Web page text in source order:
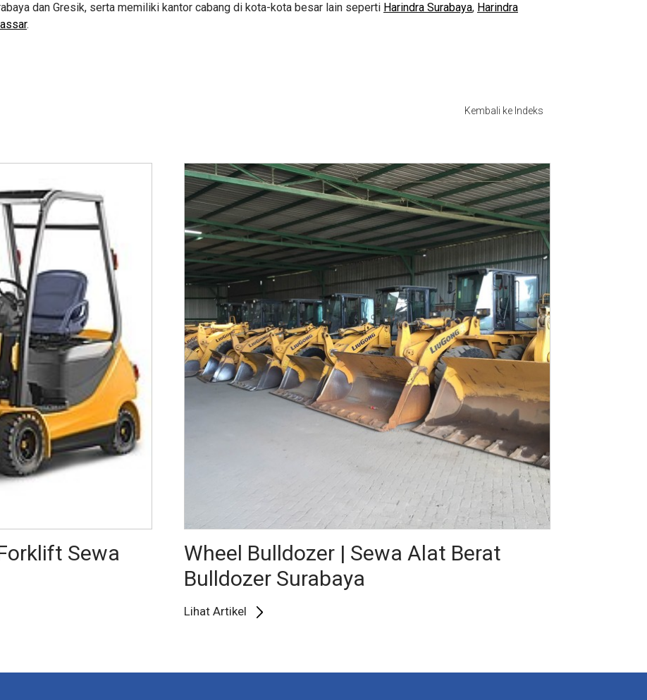
dan Gresik, serta memiliki kantor cabang di kota-kota besar lain seperti Harindra Surabaya, Harindra
.
Kembali ke Indeks
Sewa
Wheel Bulldozer | Sewa Alat Berat
Bulldozer Surabaya
Lihat Artikel